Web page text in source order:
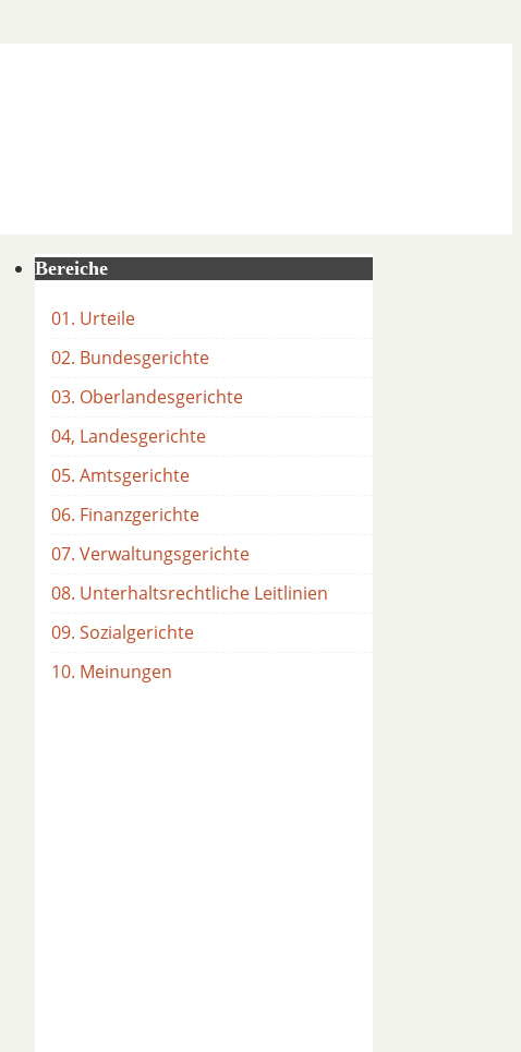
Bereiche
01. Urteile
02. Bundesgerichte
03. Oberlandesgerichte
04, Landesgerichte
05. Amtsgerichte
06. Finanzgerichte
07. Verwaltungsgerichte
08. Unterhaltsrechtliche Leitlinien
09. Sozialgerichte
10. Meinungen